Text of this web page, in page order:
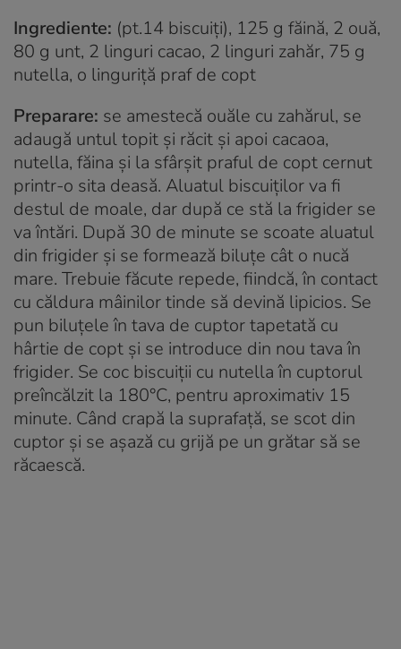
Ingrediente: (pt.14 biscuiți), 125 g făină, 2 ouă,
80 g unt, 2 linguri cacao, 2 linguri zahăr, 75 g
nutella, o linguriță praf de copt
Preparare: se amestecă ouăle cu zahărul, se
adaugă untul topit și răcit și apoi cacaoa,
nutella, făina și la sfârșit praful de copt cernut
printr-o sita deasă. Aluatul biscuiților va fi
destul de moale, dar după ce stă la frigider se
va întări. După 30 de minute se scoate aluatul
din frigider și se formează biluțe cât o nucă
mare. Trebuie făcute repede, fiindcă, în contact
cu căldura mâinilor tinde să devină lipicios. Se
pun biluțele în tava de cuptor tapetată cu
hârtie de copt și se introduce din nou tava în
frigider. Se coc biscuiții cu nutella în cuptorul
preîncălzit la 180°C, pentru aproximativ 15
minute. Când crapă la suprafață, se scot din
cuptor și se așază cu grijă pe un grătar să se
răcaescă.